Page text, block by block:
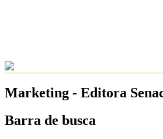
Marketing - Editora
Barra de busca